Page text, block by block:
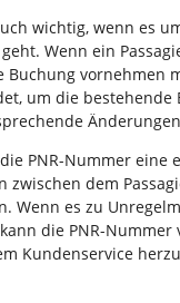
wichtig, wenn es
Wenn ein
Buchung vornehmen
um die bestehende
PNR-Nummer eine
zwischen dem
Wenn es zu
die PNR-
Kundenservice